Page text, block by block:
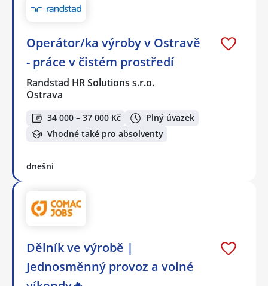
Operátor/ka výroby v Ostravě
- práce v čistém prostředí
Randstad HR Solutions s.r.o.
Ostrava
34 000 – 37 000 Kč
Plný úvazek
Vhodné také pro absolventy
dnešní
Dělník ve výrobě |
Jednosměnný provoz a volné